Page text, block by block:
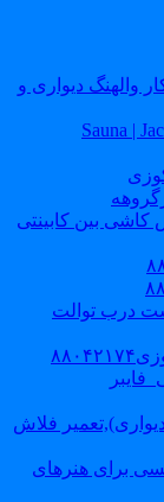
دیواری و
توالت
فلاش
برای هنرهای